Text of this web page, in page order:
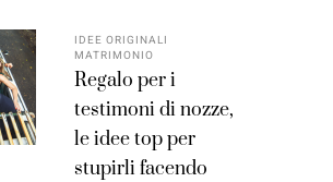
IDEE ORIGINALI
MATRIMONIO
Regalo per i
testimoni di nozze,
le idee top per
stupirli facendo